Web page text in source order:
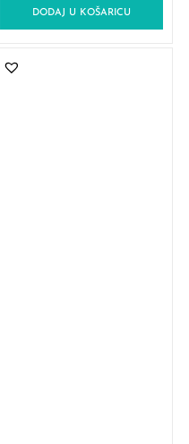
DODAJ U KOŠARICU